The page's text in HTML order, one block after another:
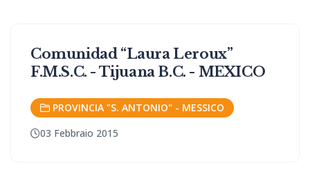
Comunidad “Laura Leroux”
F.M.S.C. - Tijuana B.C. - MEXICO
PROVINCIA "S. ANTONIO" - MESSICO
03 Febbraio 2015